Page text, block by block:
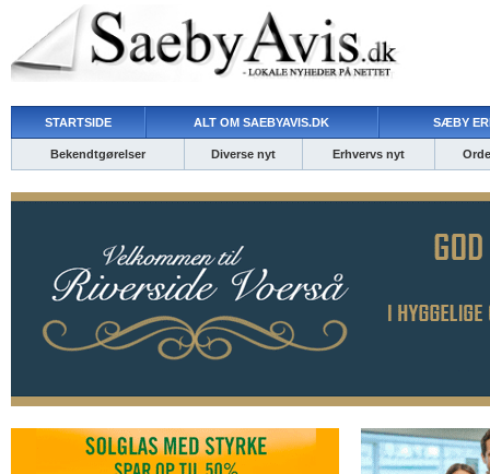
STARTSIDE ALT OM SAEBYAVIS.DK SÆBY
Bekendtgørelser Diverse nyt Erhvervs nyt